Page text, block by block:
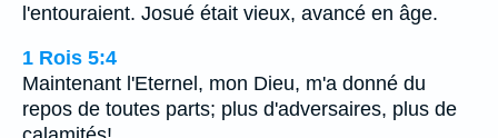
l'entouraient. Josué était vieux, avancé en âge.
1 Rois 5:4
Maintenant l'Eternel, mon Dieu, m'a donné du
repos de toutes parts; plus d'adversaires, plus de